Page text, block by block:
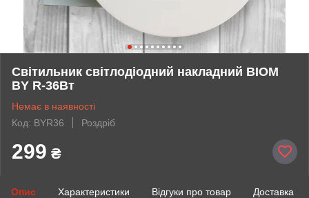
Світильник світлодіодний накладний BIOM
BY R-36Вт
Немає в наявності
Код: BYR36
Роздріб
299 ₴
Опис Характеристики Відгуки про товар Доставка